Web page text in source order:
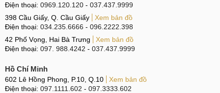
Điện thoại: 0969.120.120 - 037.437.9999
398 Cầu Giấy, Q. Cầu Giấy
Xem bản đồ
Điện thoại: 034.235.6666 - 096.2222.398
42 Phố Vọng, Hai Bà Trưng
Xem bản đồ
Điện thoại: 097. 988.4242 - 037.437.9999
Hồ Chí Minh
602 Lê Hồng Phong, P.10, Q.10
Xem bản đồ
Điện thoại: 097.1111.602 - 097.3333.602